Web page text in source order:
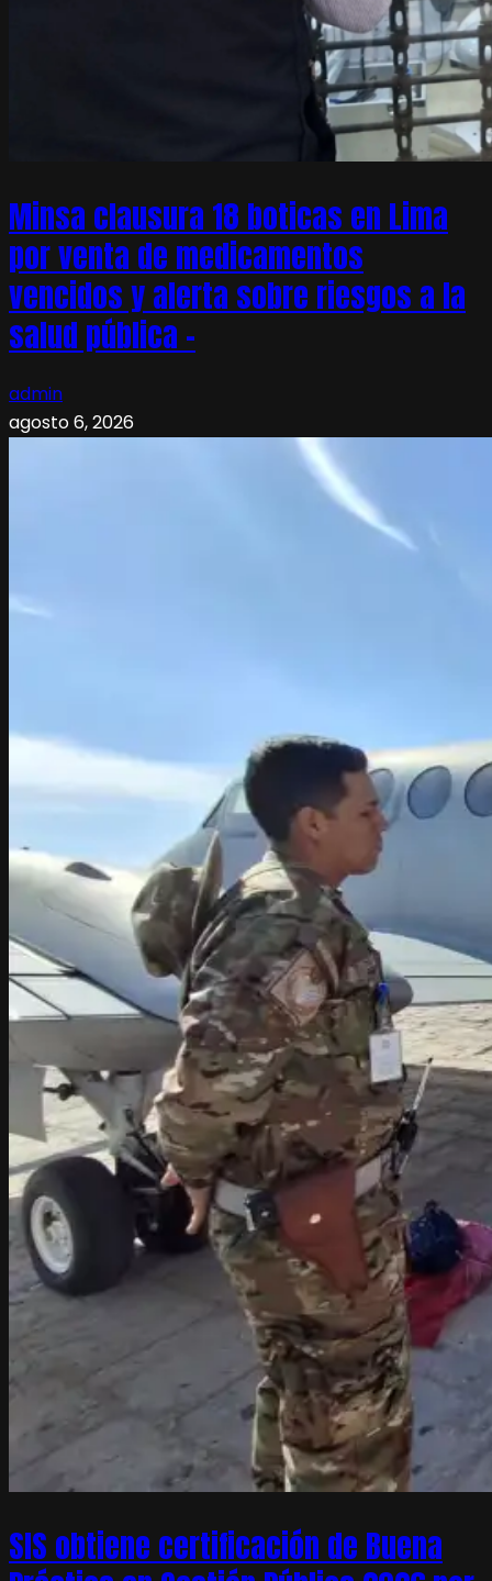
Minsa clausura 18 boticas en Lima
por venta de medicamentos
vencidos y alerta sobre riesgos a la
salud pública –
admin
agosto 6, 2026
SIS obtiene certificación de Buena